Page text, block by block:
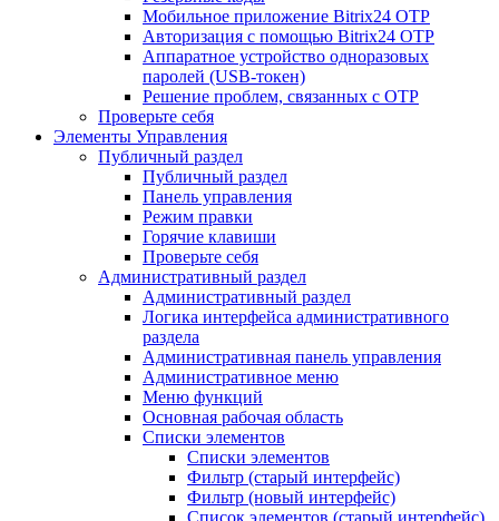
Мобильное приложение Bitrix24 OTP
Авторизация с помощью Bitrix24 OTP
Аппаратное устройство одноразовых
паролей (USB-токен)
Решение проблем, связанных с OTP
Проверьте себя
Элементы Управления
Публичный раздел
Публичный раздел
Панель управления
Режим правки
Горячие клавиши
Проверьте себя
Административный раздел
Административный раздел
Логика интерфейса административного
раздела
Административная панель управления
Административное меню
Меню функций
Основная рабочая область
Списки элементов
Списки элементов
Фильтр (старый интерфейс)
Фильтр (новый интерфейс)
Список элементов (старый интерфейс)